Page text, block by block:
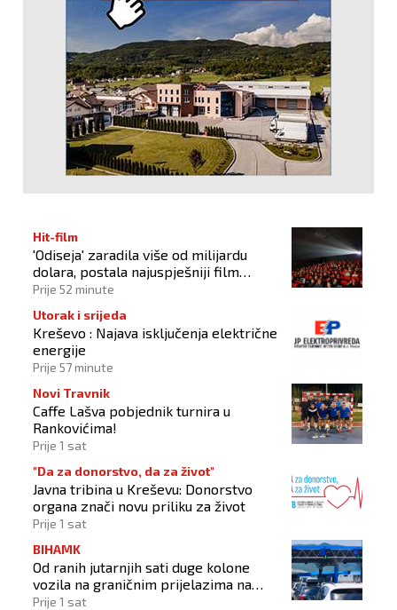
Hit-film
'Odiseja' zaradila više od milijardu
dolara, postala najuspješniji film
Christophera Nolana
Prije 52 minute
Utorak i srijeda
Kreševo : Najava isključenja električne
energije
Prije 57 minute
Novi Travnik
Caffe Lašva pobjednik turnira u
Rankovićima!
Prije 1 sat
"Da za donorstvo, da za život"
Javna tribina u Kreševu: Donorstvo
organa znači novu priliku za život
Prije 1 sat
BIHAMK
Od ranih jutarnjih sati duge kolone
vozila na graničnim prijelazima na
izlazu iz BiH
Prije 1 sat